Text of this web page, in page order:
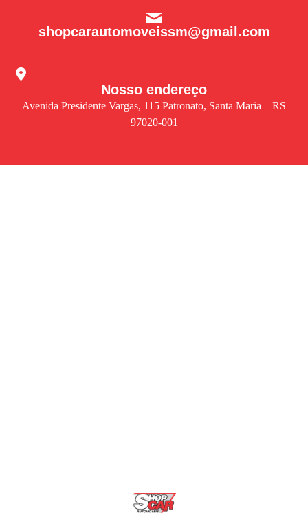
shopcarautomoveissm@gmail.com
Nosso endereço
Avenida Presidente Vargas, 115 Patronato, Santa Maria – RS
97020-001